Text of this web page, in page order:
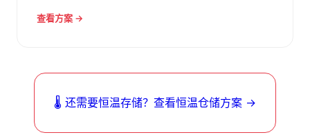
查看方案 →
🌡️ 还需要恒温存储？查看恒温仓储方案 →